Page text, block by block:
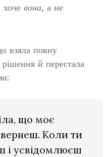
хоче вона, а не
взяла повну
рішення й перестала
що моє
Коли ти
і усвідомлюєш